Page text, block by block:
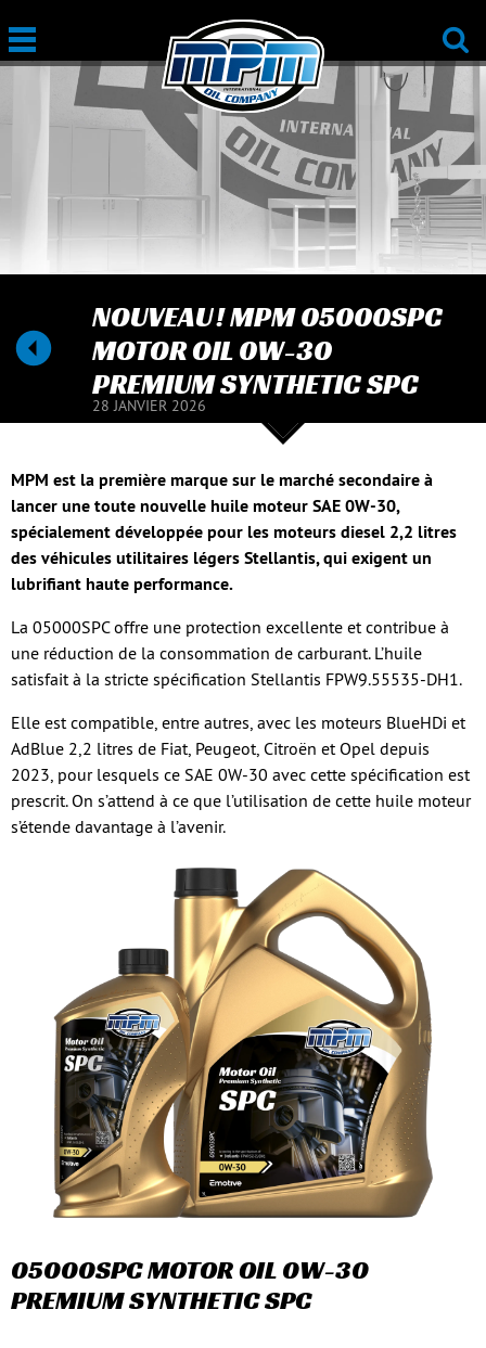
NOUVEAU ! MPM 05000SPC
MOTOR OIL 0W-30
PREMIUM SYNTHETIC SPC
28 JANVIER 2026
MPM est la première marque sur le marché secondaire à
lancer une toute nouvelle huile moteur SAE 0W‑30,
spécialement développée pour les moteurs diesel 2,2 litres
des véhicules utilitaires légers Stellantis, qui exigent un
lubrifiant haute performance.
La 05000SPC offre une protection excellente et contribue à
une réduction de la consommation de carburant. L’huile
satisfait à la stricte spécification Stellantis FPW9.55535‑DH1.
Elle est compatible, entre autres, avec les moteurs BlueHDi et
AdBlue 2,2 litres de Fiat, Peugeot, Citroën et Opel depuis
2023, pour lesquels ce SAE 0W‑30 avec cette spécification est
prescrit. On s’attend à ce que l’utilisation de cette huile moteur
s’étende davantage à l’avenir.
05000SPC MOTOR OIL 0W-30
PREMIUM SYNTHETIC SPC